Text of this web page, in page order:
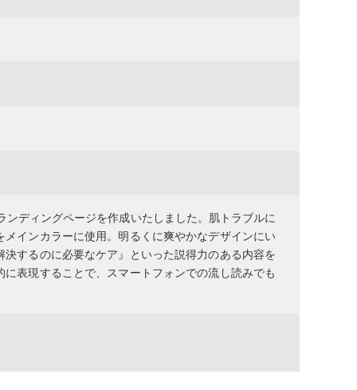
ディングページを作成いたしました。肌トラブルに
インカラーに使用。明るくに爽やかなデザインにい
するのに必要なケア』といった説得力のある内容を
表現することで、スマートフォンでの流し読みでも